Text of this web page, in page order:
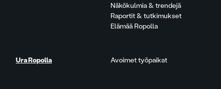
Näkökulmia & trendejä
Raportit & tutkimukset
Elämää Ropolla
Ura Ropolla Avoimet työpaikat